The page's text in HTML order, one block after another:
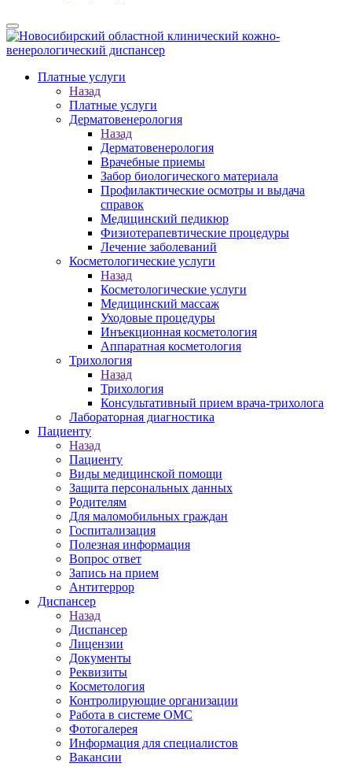
Платные услуги
Назад
Платные услуги
Дерматовенерология
Назад
Дерматовенерология
Врачебные приемы
Забор биологического материала
Профилактические осмотры и выдача
справок
Медицинский педикюр
Физиотерапевтические процедуры
Лечение заболеваний
Косметологические услуги
Назад
Косметологические услуги
Медицинский массаж
Уходовые процедуры
Инъекционная косметология
Аппаратная косметология
Трихология
Назад
Трихология
Консультативный прием врача-трихолога
Лабораторная диагностика
Пациенту
Назад
Пациенту
Виды медицинской помощи
Защита персональных данных
Родителям
Для маломобильных граждан
Госпитализация
Полезная информация
Вопрос ответ
Запись на прием
Антитеррор
Диспансер
Назад
Диспансер
Лицензии
Документы
Реквизиты
Косметология
Контролирующие организации
Работа в системе ОМС
Фотогалерея
Информация для специалистов
Вакансии